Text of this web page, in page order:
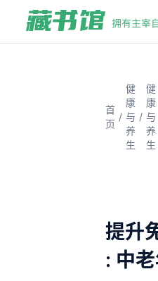
首
页
/
健
康
与
养
生
/
健
康
与
养
生
提升
: 中